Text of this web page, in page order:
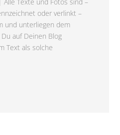
Texte und Fotos sind –
oder verlinkt –
und unterliegen dem
auf Deinen Blog
Text als solche